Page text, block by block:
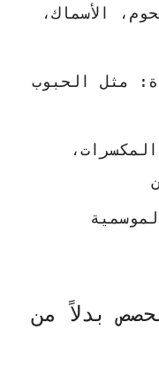
الأسماك،
مثل الحبوب
بدلاً من